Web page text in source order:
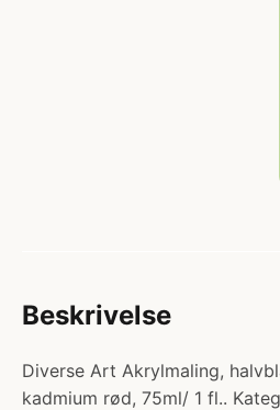
Beskrivelse
Diverse Art Akrylmaling,
kadmium rød, 75ml/ 1 fl..